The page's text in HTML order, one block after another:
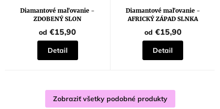
Diamantové maľovanie -
ZDOBENÝ SLON
od €15,90
Detail
Diamantové maľovanie -
AFRICKÝ ZÁPAD SLNKA
od €15,90
Detail
Zobraziť všetky podobné produkty